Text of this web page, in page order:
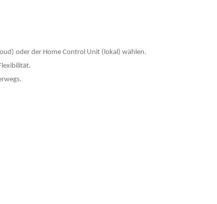
oder der Home Control Unit (lokal) wählen.